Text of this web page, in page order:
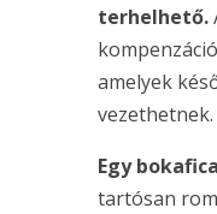
terhelhető.
amelyek
vezethetnek.
Egy
tartósan